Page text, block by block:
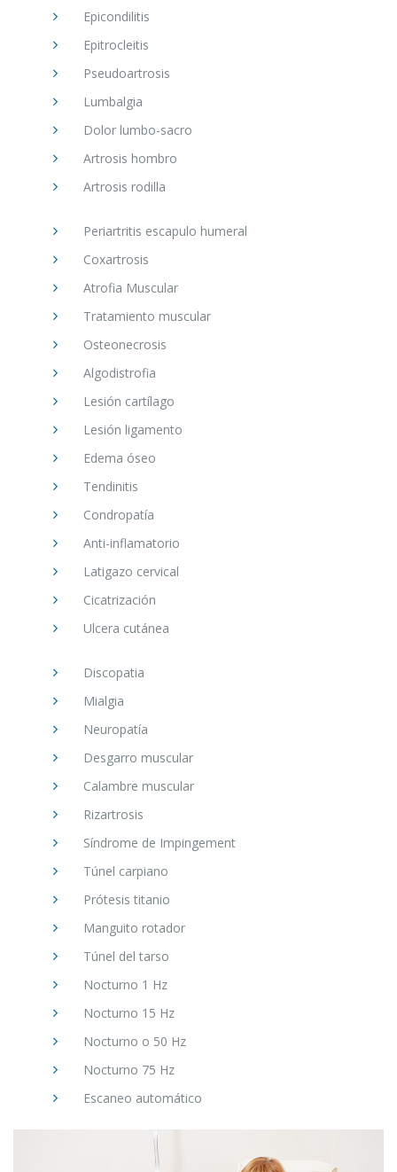
Epicondilitis
Epitrocleitis
Pseudoartrosis
Lumbalgia
Dolor lumbo-sacro
Artrosis hombro
Artrosis rodilla
Periartritis escapulo humeral
Coxartrosis
Atrofia Muscular
Tratamiento muscular
Osteonecrosis
Algodistrofia
Lesión cartílago
Lesión ligamento
Edema óseo
Tendinitis
Condropatía
Anti-inflamatorio
Latigazo cervical
Cicatrización
Ulcera cutánea
Discopatia
Mialgia
Neuropatía
Desgarro muscular
Calambre muscular
Rizartrosis
Síndrome de Impingement
Túnel carpiano
Prótesis titanio
Manguito rotador
Túnel del tarso
Nocturno 1 Hz
Nocturno 15 Hz
Nocturno o 50 Hz
Nocturno 75 Hz
Escaneo automático